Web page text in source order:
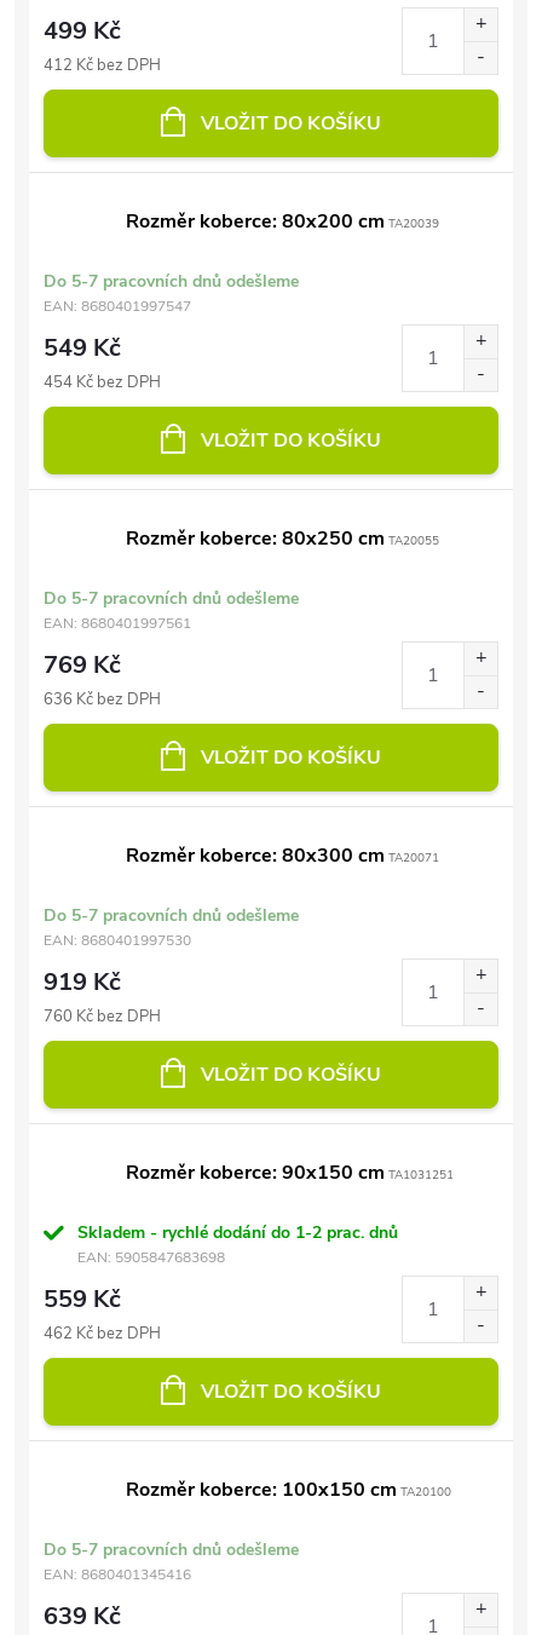
499 Kč
412 Kč bez DPH
VLOŽIT DO KOŠÍKU
Rozměr koberce: 80x200 cm TA20039
Do 5-7 pracovních dnů odešleme
EAN: 8680401997547
549 Kč
454 Kč bez DPH
VLOŽIT DO KOŠÍKU
Rozměr koberce: 80x250 cm TA20055
Do 5-7 pracovních dnů odešleme
EAN: 8680401997561
769 Kč
636 Kč bez DPH
VLOŽIT DO KOŠÍKU
Rozměr koberce: 80x300 cm TA20071
Do 5-7 pracovních dnů odešleme
EAN: 8680401997530
919 Kč
760 Kč bez DPH
VLOŽIT DO KOŠÍKU
Rozměr koberce: 90x150 cm TA1031251
Skladem - rychlé dodání do 1-2 prac. dnů
EAN: 5905847683698
559 Kč
462 Kč bez DPH
VLOŽIT DO KOŠÍKU
Rozměr koberce: 100x150 cm TA20100
Do 5-7 pracovních dnů odešleme
EAN: 8680401345416
639 Kč